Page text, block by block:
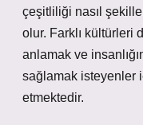
çeşitliliği nasıl
olur. Farklı kültürleri
anlamak ve
sağlamak isteyenler
etmektedir.